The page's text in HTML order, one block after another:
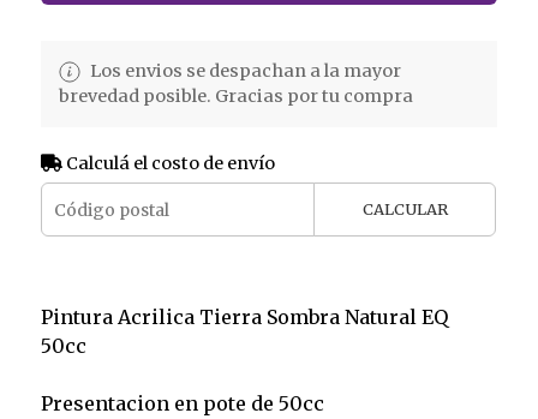
Los envios se despachan a la mayor
brevedad posible. Gracias por tu compra
Calculá el costo de envío
CALCULAR
Pintura Acrilica Tierra Sombra Natural EQ
50cc
Presentacion en pote de 50cc